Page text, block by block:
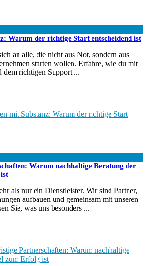
Warum der richtige Start entscheidend ist
an alle, die nicht aus Not, sondern aus
starten wollen. Erfahre, wie du mit
dem richtigen Support ...
mit Substanz: Warum der richtige Start
Warum nachhaltige Beratung der
als nur ein Dienstleister. Wir sind Partner,
aufbauen und gemeinsam mit unseren
Sie, was uns besonders ...
Partnerschaften: Warum nachhaltige
zum Erfolg ist